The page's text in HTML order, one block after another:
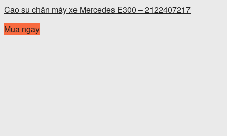
Cao su chân máy xe Mercedes E300 – 2122407217
Mua ngay